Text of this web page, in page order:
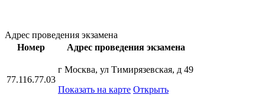
Адрес проведения экзамена
Номер
Адрес проведения экзамена
77.116.77.03
г Москва, ул Тимирязевская, д 49
Показать на карте Открыть